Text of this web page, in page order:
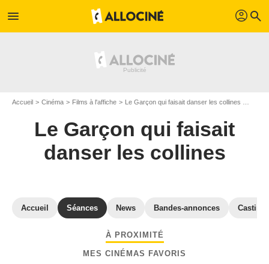
menu profil search
Accueil Cinéma Films à l'affiche Le Garçon qui faisait danser les collines
Le Garçon qui faisait
danser les collines
Accueil Séances News Bandes-annonces Casting
À PROXIMITÉ
MES CINÉMAS FAVORIS